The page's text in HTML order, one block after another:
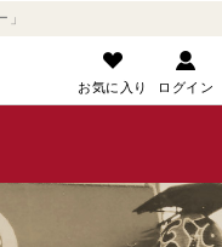
お気に入り ログイン